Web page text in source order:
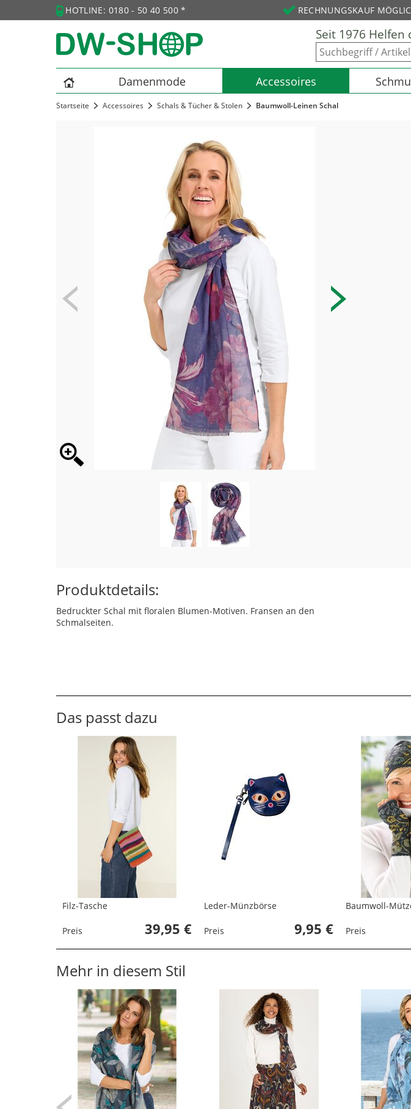
HOTLINE: 0180 - 50 40 500 * RECHNUNGSKAUF
Seit 1976
Damenmode Accessoires
Startseite Accessoires Schals & Tücher & Stolen Baumwoll-Leinen Schal
Produktdetails:
Bedruckter Schal mit floralen Blumen-Motiven. Fransen an den
Schmalseiten.
Das passt dazu
Filz-Tasche
Preis 39,95 €
Leder-Münzbörse
Preis 9,95 €
Baumwoll-
Preis
Mehr in diesem Stil